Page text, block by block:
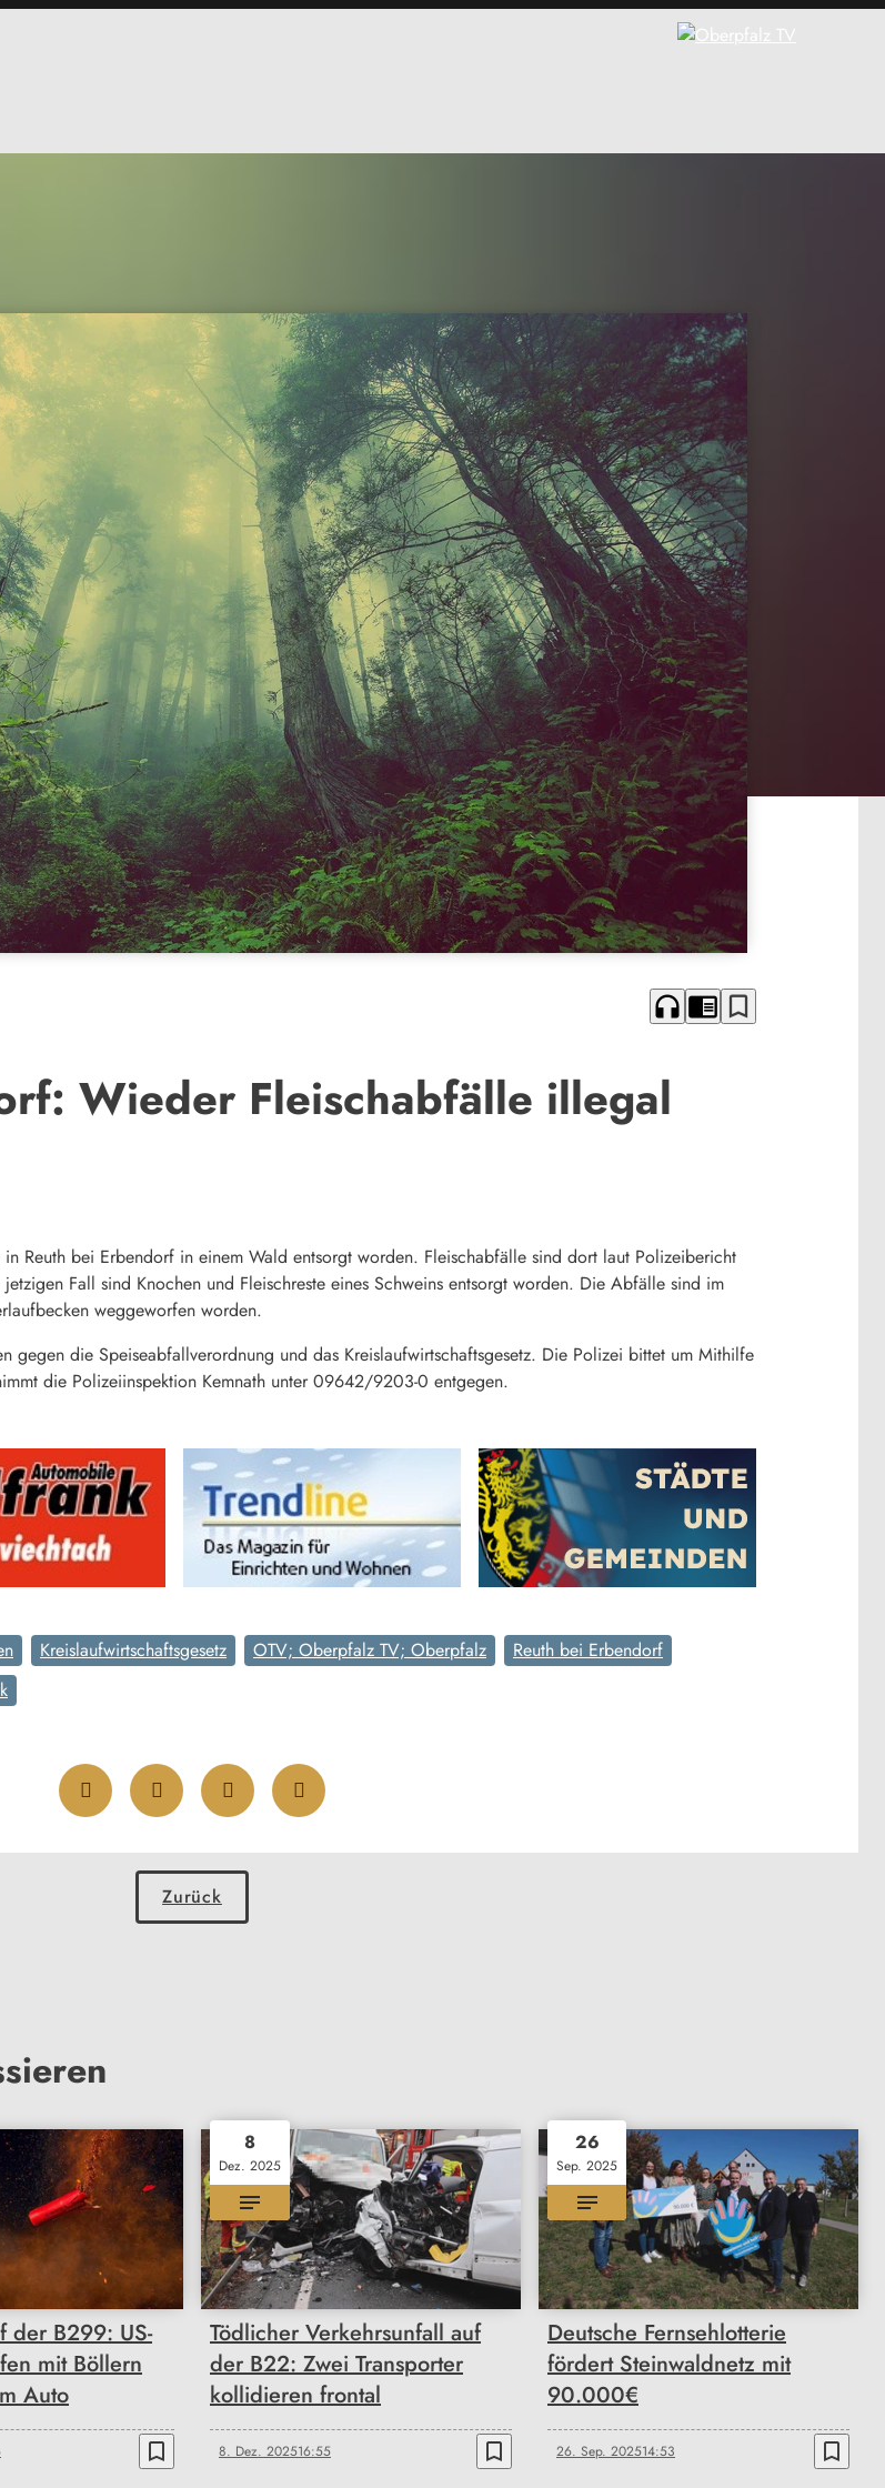
headphones chrome_reader_mode bookmark_border
Wieder Fleischabfälle illegal
Reuth bei Erbendorf in einem Wald entsorgt worden. Fleischabfälle sind dort laut Polizeibericht
Fall sind Knochen und Fleischreste eines Schweins entsorgt worden. Die Abfälle sind im
weggeworfen worden.
gegen die Speiseabfallverordnung und das Kreislaufwirtschaftsgesetz. Die Polizei bittet um Mithilfe
die Polizeiinspektion Kemnath unter 09642/9203-0 entgegen.
Kreislaufwirtschaftsgesetz OTV; Oberpfalz TV; Oberpfalz
Reuth bei Erbendorf
Zurück
der B299: US-
mit Böllern
Auto
bookmark_border
8
Dez. 2025
Tödlicher Verkehrsunfall auf
der B22: Zwei Transporter
kollidieren frontal
8. Dez. 202516:55 bookmark_border
26
Sep. 2025
Deutsche Fernsehlotterie
fördert Steinwaldnetz mit
90.000€
26. Sep. 202514:53 bookmark_border